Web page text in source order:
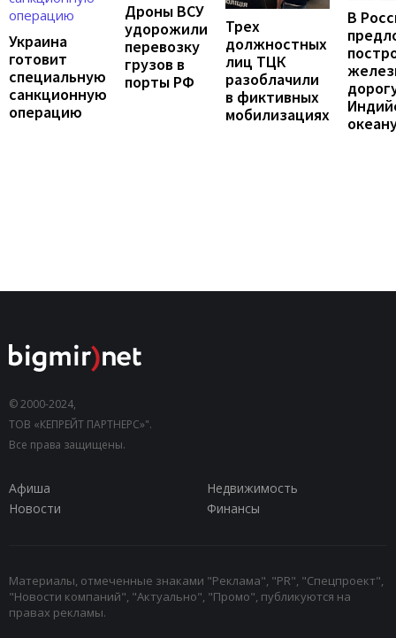
Украина
готовит
специальную
санкционную
операцию
Дроны ВСУ
удорожили
перевозку
грузов в
порты РФ
Трех
должностных
лиц ТЦК
разоблачили
в фиктивных
мобилизациях
В
© 2000-2024,
ТОВ «КЕПРЕЙТ ПАРТНЕРС»".
Все права защищены.
Афиша
Недвижимость
Новости
Финансы
Материалы, отмеченные знаками "Реклама", "PR", "Спецпроект",
"Новости компаний", "Актуально", "Промо", публикуются на
правах рекламы.